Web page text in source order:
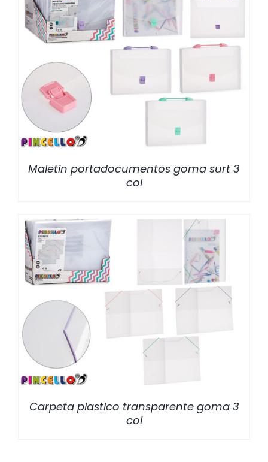
Maletin portadocumentos goma surt 3
col
DETALLES
Carpeta plastico transparente goma 3
col